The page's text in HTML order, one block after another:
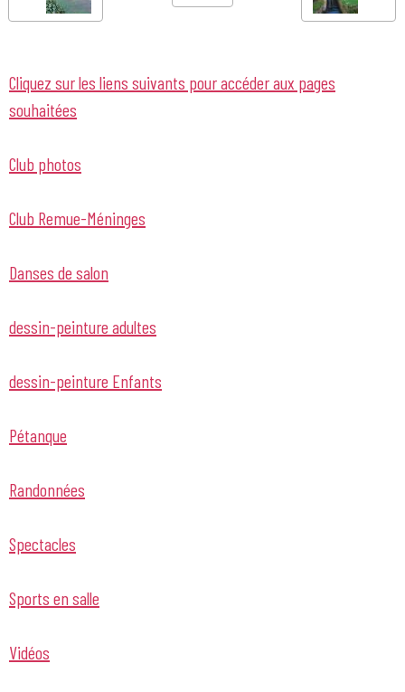
Cliquez sur les liens suivants pour accéder aux pages
souhaitées
Club photos
Club Remue-Méninges
Danses de salon
dessin-peinture adultes
dessin-peinture Enfants
Pétanque
Randonnées
Spectacles
Sports en salle
Vidéos